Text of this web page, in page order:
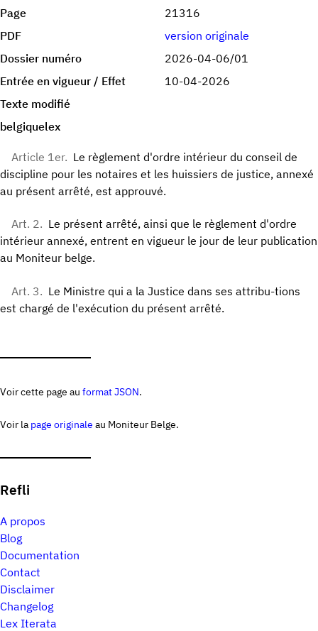
Page
21316
PDF
version originale
Dossier numéro
2026-04-06/01
Entrée en vigueur / Effet
10-04-2026
Texte modifié
belgiquelex
Article 1er. Le règlement d'ordre intérieur du conseil de
discipline pour les notaires et les huissiers de justice, annexé
au présent arrêté, est approuvé.
Art. 2. Le présent arrêté, ainsi que le règlement d'ordre
intérieur annexé, entrent en vigueur le jour de leur publication
au Moniteur belge.
Art. 3. Le Ministre qui a la Justice dans ses attribu-tions
est chargé de l'exécution du présent arrêté.
Voir cette page au format JSON.
Voir la page originale au Moniteur Belge.
Refli
A propos
Blog
Documentation
Contact
Disclaimer
Changelog
Lex Iterata